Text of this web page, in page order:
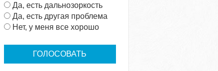
а
р
и
Да, есть дальнозоркость
Да, есть другая проблема
Нет, у меня все хорошо